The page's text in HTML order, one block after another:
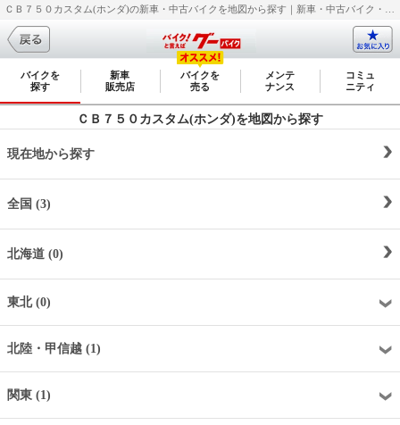
バイクを
探す
新車
販売店
バイクを
売る
メンテ
ナンス
コミュ
ニティ
ＣＢ７５０カスタム(ホンダ)を地図から探す
現在地から探す
全国 (3)
北海道 (0)
東北 (0)
北陸・甲信越 (1)
関東 (1)